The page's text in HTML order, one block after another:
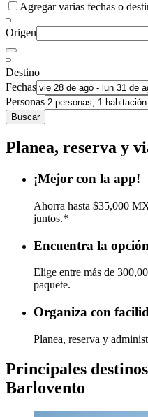
Agregar varias fechas o
Origen
Destino
Fechas
Personas
Buscar
Planea, reserva y
¡Mejor con la app!
Ahorra hasta $35,000
juntos.*
Encuentra la
Elige entre más de
paquete.
Organiza con
Planea, reserva y
Principales
Barlovento